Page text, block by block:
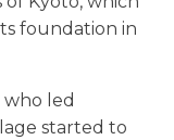
foundation in
led
started to